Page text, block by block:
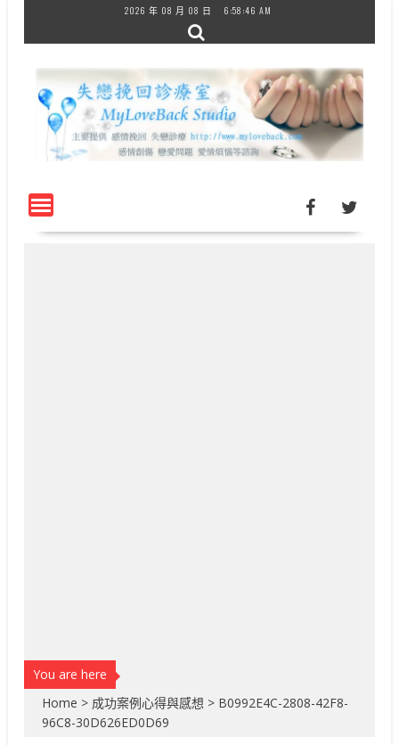
content
2026 年 08 月 08 日 6:58:46 AM
You are here
Home > 成功案例心得與感想 > B0992E4C-2808-42F8-
96C8-30D626ED0D69